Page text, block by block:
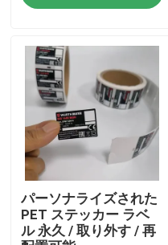
注文の小売りのラベル
食糧シール
飲料のびんのラベル
防水化粧品のラベル
パーソナライズされた
PET ステッカー ラベ
ル 永久 / 取り外す / 再